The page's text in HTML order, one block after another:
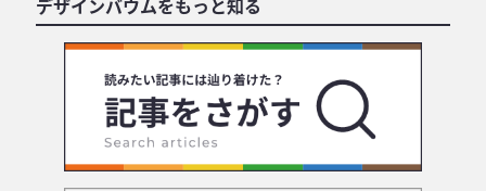
デザインバウムをもっと知る